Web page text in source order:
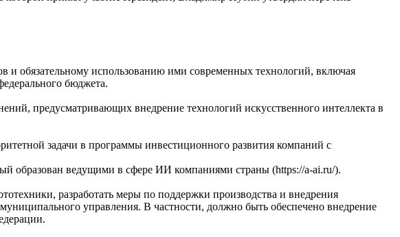
и обязательному использованию ими современных технологий, включая
бюджета.
предусматривающих внедрение технологий искусственного интеллекта в
задачи в программы инвестиционного развития компаний с
образован ведущими в сфере ИИ компаниями страны (https://a-ai.ru/).
разработать меры по поддержки производства и внедрения
управления. В частности, должно быть обеспечено внедрение